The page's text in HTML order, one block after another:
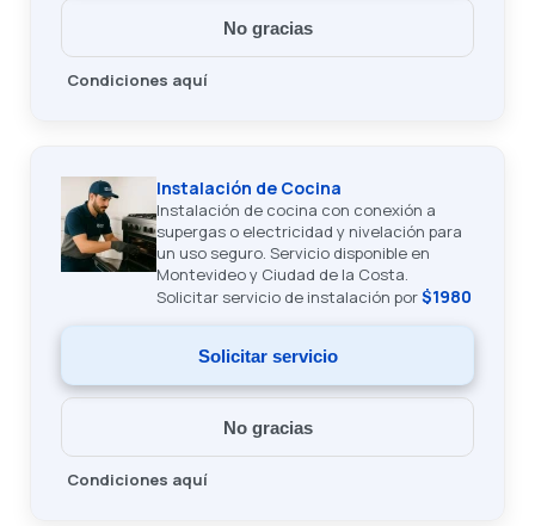
No gracias
Condiciones aquí
Instalación de Cocina
Instalación de cocina con conexión a
supergas o electricidad y nivelación para
un uso seguro. Servicio disponible en
Montevideo y Ciudad de la Costa.
Solicitar servicio de instalación por$1980
Solicitar servicio
No gracias
Condiciones aquí